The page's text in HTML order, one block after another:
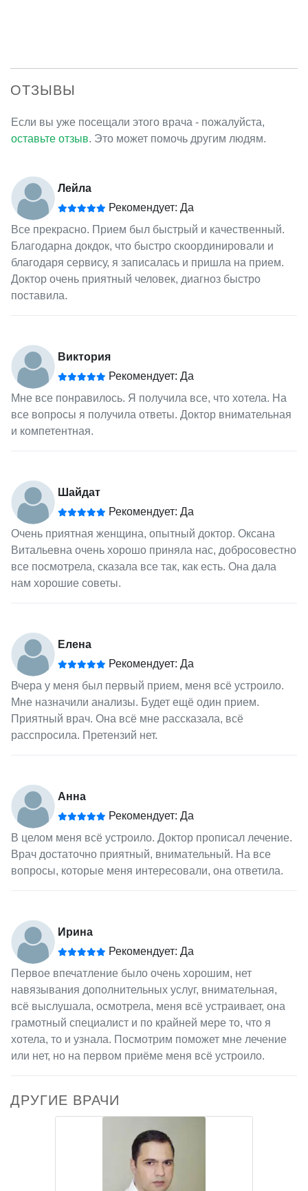
ОТЗЫВЫ
Если вы уже посещали этого врача - пожалуйста,
оставьте отзыв. Это может помочь другим людям.
Лейла
Рекомендует: Да
Все прекрасно. Прием был быстрый и качественный.
Благодарна докдок, что быстро скоординировали и
благодаря сервису, я записалась и пришла на прием.
Доктор очень приятный человек, диагноз быстро
поставила.
Виктория
Рекомендует: Да
Мне все понравилось. Я получила все, что хотела. На
все вопросы я получила ответы. Доктор внимательная
и компетентная.
Шайдат
Рекомендует: Да
Очень приятная женщина, опытный доктор. Оксана
Витальевна очень хорошо приняла нас, добросовестно
все посмотрела, сказала все так, как есть. Она дала
нам хорошие советы.
Елена
Рекомендует: Да
Вчера у меня был первый прием, меня всё устроило.
Мне назначили анализы. Будет ещё один прием.
Приятный врач. Она всё мне рассказала, всё
расспросила. Претензий нет.
Анна
Рекомендует: Да
В целом меня всё устроило. Доктор прописал лечение.
Врач достаточно приятный, внимательный. На все
вопросы, которые меня интересовали, она ответила.
Ирина
Рекомендует: Да
Первое впечатление было очень хорошим, нет
навязывания дополнительных услуг, внимательная,
всё выслушала, осмотрела, меня всё устраивает, она
грамотный специалист и по крайней мере то, что я
хотела, то и узнала. Посмотрим поможет мне лечение
или нет, но на первом приёме меня всё устроило.
ДРУГИЕ ВРАЧИ